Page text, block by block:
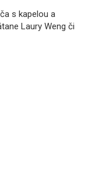
s kapelou a
Laury Weng či